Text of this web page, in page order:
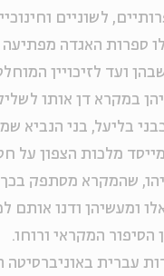
לשוניים
ספרות האגדה
ועד לזיכויין
במקרא דן אותו
בליעל, בני הנביא
מלכות הצפון על
שהמקרא מסתפק
ומעשיהן ודנו אותם
המקראי ורוחו.
עברית באוניברסיטה